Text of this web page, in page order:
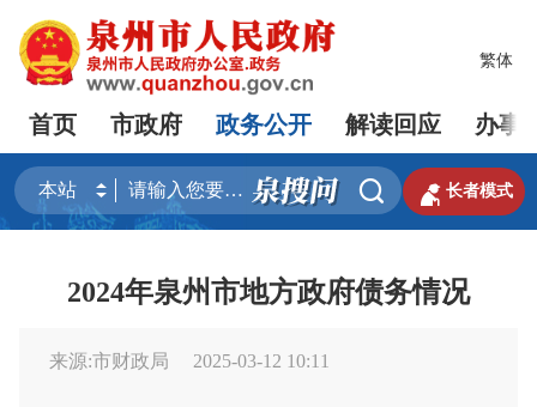
繁体
首页 市政府 政务公开 解读回应 办事
  长者模式
2024年泉州市地方政府债务情况
来源:市财政局 2025-03-12 10:11